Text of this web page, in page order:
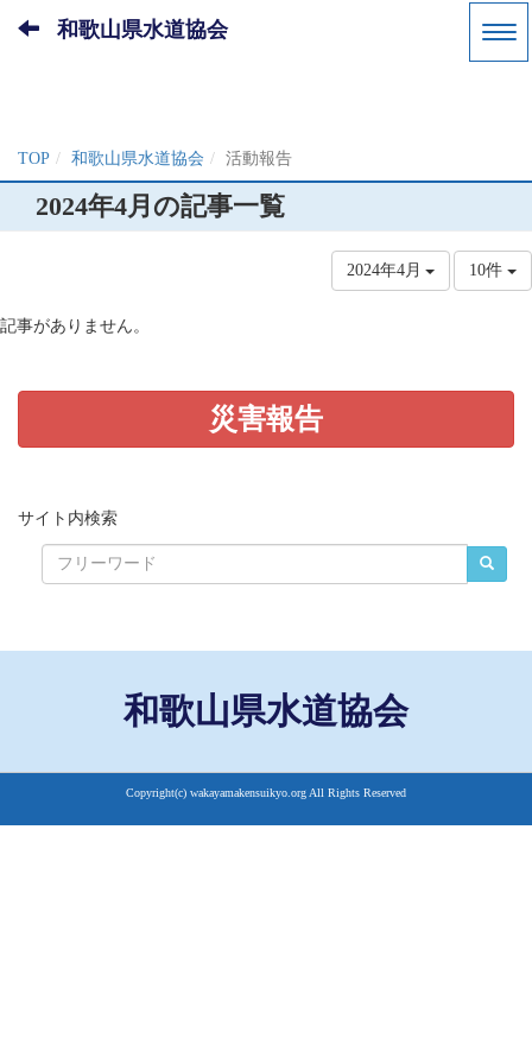
和歌山県水道協会
TOP 和歌山県水道協会 活動報告
2024年4月の記事一覧
2024年4月 10件
記事がありません。
災害報告
サイト内検索
和歌山県水道協会